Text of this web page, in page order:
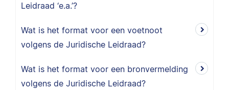
Leidraad ‘e.a.’?
Wat is het format voor een voetnoot
volgens de Juridische Leidraad?
Wat is het format voor een bronvermelding
volgens de Juridische Leidraad?